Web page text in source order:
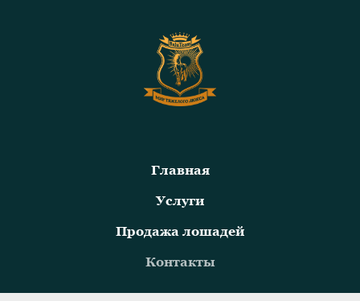
Главная
Услуги
Продажа лошадей
Контакты